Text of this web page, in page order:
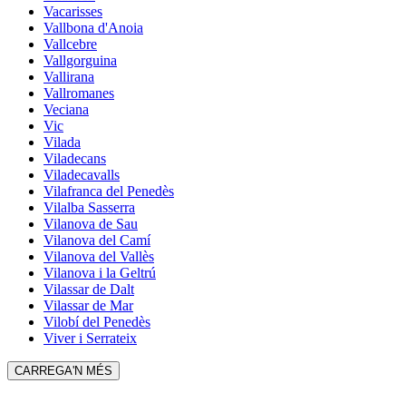
Vacarisses
Vallbona d'Anoia
Vallcebre
Vallgorguina
Vallirana
Vallromanes
Veciana
Vic
Vilada
Viladecans
Viladecavalls
Vilafranca del Penedès
Vilalba Sasserra
Vilanova de Sau
Vilanova del Camí
Vilanova del Vallès
Vilanova i la Geltrú
Vilassar de Dalt
Vilassar de Mar
Vilobí del Penedès
Viver i Serrateix
CARREGA'N MÉS